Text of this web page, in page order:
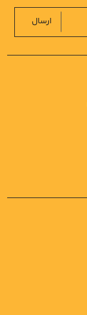
ارسال